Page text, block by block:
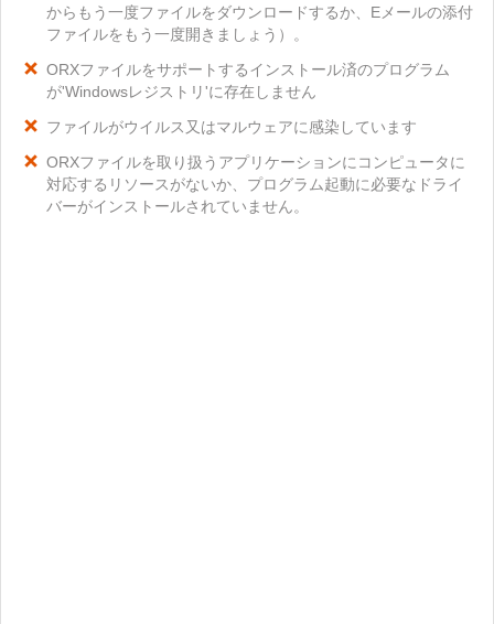
からもう一度ファイルをダウンロードするか、Eメールの添付
ファイルをもう一度開きましょう）。
ORXファイルをサポートするインストール済のプログラム
が'Windowsレジストリ'に存在しません
ファイルがウイルス又はマルウェアに感染しています
ORXファイルを取り扱うアプリケーションにコンピュータに
対応するリソースがないか、プログラム起動に必要なドライ
バーがインストールされていません。